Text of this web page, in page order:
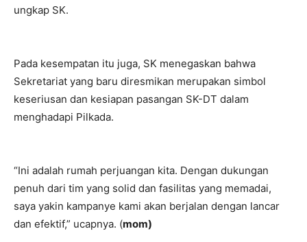
ungkap SK.
Pada kesempatan itu juga, SK menegaskan bahwa
Sekretariat yang baru diresmikan merupakan simbol
keseriusan dan kesiapan pasangan SK-DT dalam
menghadapi Pilkada.
“Ini adalah rumah perjuangan kita. Dengan dukungan
penuh dari tim yang solid dan fasilitas yang memadai,
saya yakin kampanye kami akan berjalan dengan lancar
dan efektif,” ucapnya. (mom)